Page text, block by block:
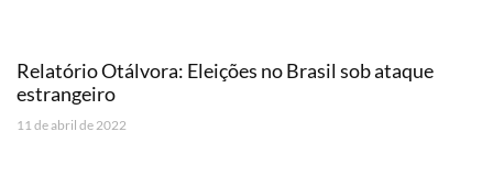
Relatório Otálvora: Eleições no Brasil sob ataque
estrangeiro
11 de abril de 2022